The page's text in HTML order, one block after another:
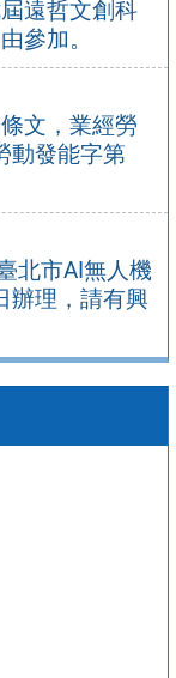
遠哲文創科
參加。
文，業經勞
動發能字第
北市AI無人機
辦理，請有興